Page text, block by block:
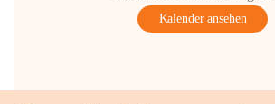
Kalender ansehen